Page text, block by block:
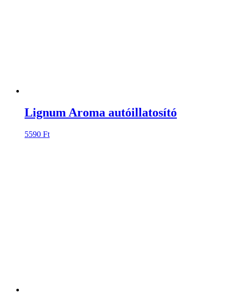
Lignum Aroma autóillatosító
5590 Ft